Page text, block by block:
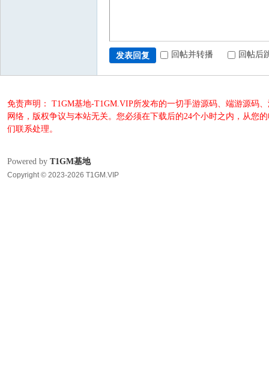
发表回复 回帖并转播 回帖后
免责声明： T1GM基地-T1GM.VIP所发布的一切手游源码、端游源码
网络，版权争议与本站无关。您必须在下载后的24个小时之内，从您
们联系处理。
Powered by T1GM基地
Copyright © 2023-2026 T1GM.VIP